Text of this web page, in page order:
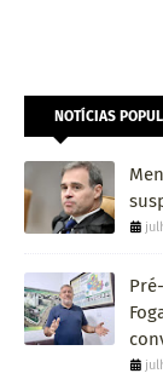
NOTÍCIAS